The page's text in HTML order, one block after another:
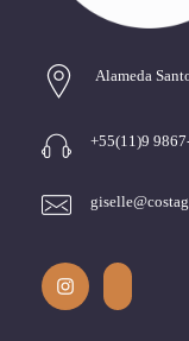
Alameda
+55(11)9